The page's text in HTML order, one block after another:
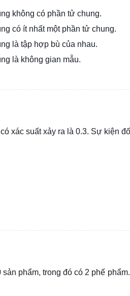
không có phần tử chung.
có ít nhất một phần tử chung.
là tập hợp bù của nhau.
là không gian mẫu.
xác suất xảy ra là 0.3. Sự kiện
sản phẩm, trong đó có 2 phế